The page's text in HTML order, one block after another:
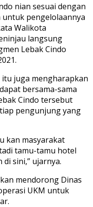
nian sesuai dengan
untuk pengelolaannya
Walikota
langsung
Lebak Cindo
juga mengharapkan
bersama-sama
Cindo tersebut
pengunjung yang
kan masyarakat
tamu-tamu hotel
sini,” ujarnya.
mendorong Dinas
UKM untuk